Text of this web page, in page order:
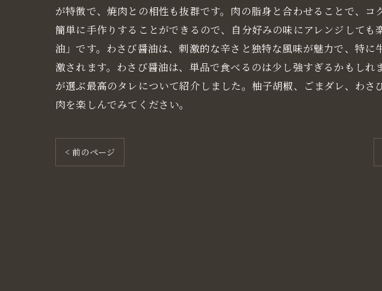
が特徴で、焼肉との相性も抜群です。肉の脂身と合わせることで、
簡単に手作りすることができるので、自分好みの味にアレンジして
油」です。わさび醤油は、刺激的な辛さと独特な風味が魅力で、特
激されます。わさび醤油は、単品で食べるのは少し強すぎるかもし
が選ぶ最高のタレについて紹介しました。柚子胡椒、ごまダレ、わ
肉を楽しんでみてください。
< 前のページ